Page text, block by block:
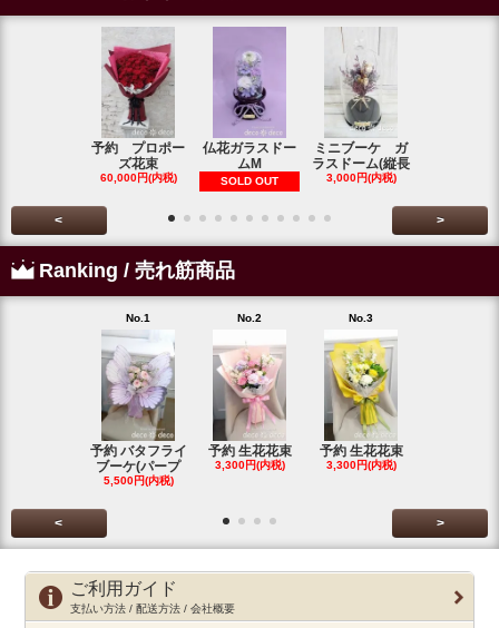
予約 プロポー
ズ花束
60,000円(内税)
仏花ガラスドー
ムM
SOLD OUT
ミニブーケ ガ
ラスドーム(縦長
3,000円(内税)
< >
Ranking / 売れ筋商品
No.1
予約 バタフライ
ブーケ(パープ
5,500円(内税)
No.2
予約 生花花束
3,300円(内税)
No.3
予約 生花花束
3,300円(内税)
< >
ご利用ガイド
支払い方法 / 配送方法 / 会社概要